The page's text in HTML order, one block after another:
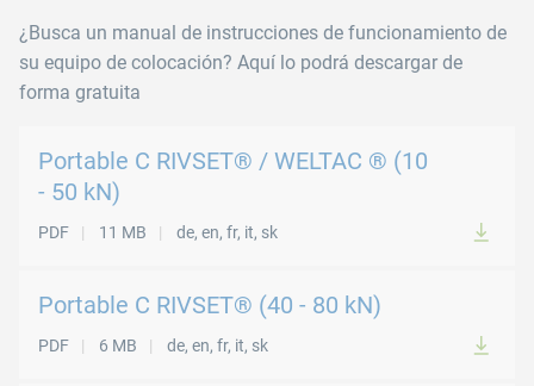
¿Busca un manual de instrucciones de funcionamiento de
su equipo de colocación? Aquí lo podrá descargar de
forma gratuita
Portable C RIVSET® / WELTAC ® (10
- 50 kN)
PDF 11 MB de, en, fr, it, sk
Portable C RIVSET® (40 - 80 kN)
PDF 6 MB de, en, fr, it, sk